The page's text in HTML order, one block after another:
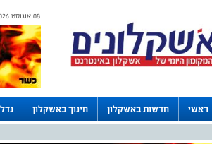
08 אוגוסט 2026 / 16:25
ראשי חדשות באשקלון חינוך באשקלון